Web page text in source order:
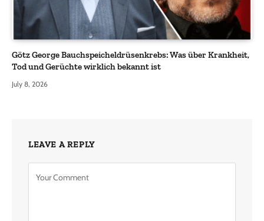
Götz George Bauchspeicheldrüsenkrebs: Was über Krankheit,
Tod und Gerüchte wirklich bekannt ist
July 8, 2026
LEAVE A REPLY